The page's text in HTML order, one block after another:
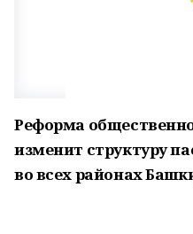
Реформа
изменит структуру
во всех районах